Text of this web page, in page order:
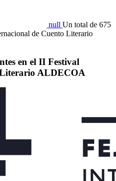
null Un total de 675
de Cuento Literario
en el II Festival
ALDECOA